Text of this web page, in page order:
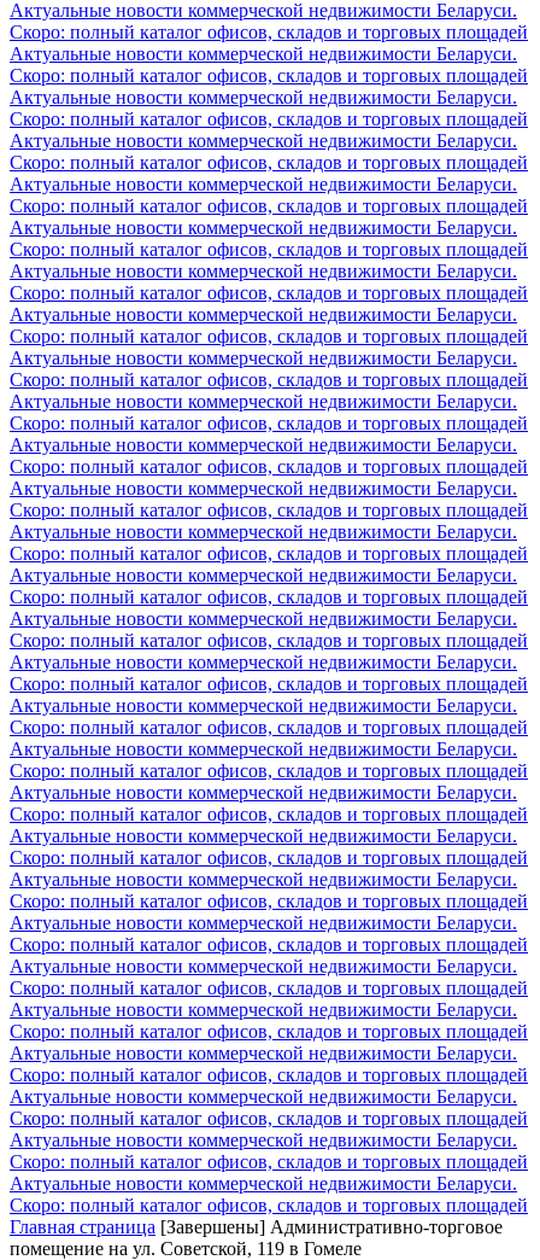
Актуальные новости коммерческой недвижимости Беларуси.
Скоро: полный каталог офисов, складов и торговых площадей
Актуальные новости коммерческой недвижимости Беларуси.
Скоро: полный каталог офисов, складов и торговых площадей
Актуальные новости коммерческой недвижимости Беларуси.
Скоро: полный каталог офисов, складов и торговых площадей
Актуальные новости коммерческой недвижимости Беларуси.
Скоро: полный каталог офисов, складов и торговых площадей
Актуальные новости коммерческой недвижимости Беларуси.
Скоро: полный каталог офисов, складов и торговых площадей
Актуальные новости коммерческой недвижимости Беларуси.
Скоро: полный каталог офисов, складов и торговых площадей
Актуальные новости коммерческой недвижимости Беларуси.
Скоро: полный каталог офисов, складов и торговых площадей
Актуальные новости коммерческой недвижимости Беларуси.
Скоро: полный каталог офисов, складов и торговых площадей
Актуальные новости коммерческой недвижимости Беларуси.
Скоро: полный каталог офисов, складов и торговых площадей
Актуальные новости коммерческой недвижимости Беларуси.
Скоро: полный каталог офисов, складов и торговых площадей
Актуальные новости коммерческой недвижимости Беларуси.
Скоро: полный каталог офисов, складов и торговых площадей
Актуальные новости коммерческой недвижимости Беларуси.
Скоро: полный каталог офисов, складов и торговых площадей
Актуальные новости коммерческой недвижимости Беларуси.
Скоро: полный каталог офисов, складов и торговых площадей
Актуальные новости коммерческой недвижимости Беларуси.
Скоро: полный каталог офисов, складов и торговых площадей
Актуальные новости коммерческой недвижимости Беларуси.
Скоро: полный каталог офисов, складов и торговых площадей
Актуальные новости коммерческой недвижимости Беларуси.
Скоро: полный каталог офисов, складов и торговых площадей
Актуальные новости коммерческой недвижимости Беларуси.
Скоро: полный каталог офисов, складов и торговых площадей
Актуальные новости коммерческой недвижимости Беларуси.
Скоро: полный каталог офисов, складов и торговых площадей
Актуальные новости коммерческой недвижимости Беларуси.
Скоро: полный каталог офисов, складов и торговых площадей
Актуальные новости коммерческой недвижимости Беларуси.
Скоро: полный каталог офисов, складов и торговых площадей
Актуальные новости коммерческой недвижимости Беларуси.
Скоро: полный каталог офисов, складов и торговых площадей
Актуальные новости коммерческой недвижимости Беларуси.
Скоро: полный каталог офисов, складов и торговых площадей
Актуальные новости коммерческой недвижимости Беларуси.
Скоро: полный каталог офисов, складов и торговых площадей
Актуальные новости коммерческой недвижимости Беларуси.
Скоро: полный каталог офисов, складов и торговых площадей
Актуальные новости коммерческой недвижимости Беларуси.
Скоро: полный каталог офисов, складов и торговых площадей
Актуальные новости коммерческой недвижимости Беларуси.
Скоро: полный каталог офисов, складов и торговых площадей
Актуальные новости коммерческой недвижимости Беларуси.
Скоро: полный каталог офисов, складов и торговых площадей
Актуальные новости коммерческой недвижимости Беларуси.
Скоро: полный каталог офисов, складов и торговых площадей
Главная страница [Завершены] Административно-торговое
помещение на ул. Советской, 119 в Гомеле